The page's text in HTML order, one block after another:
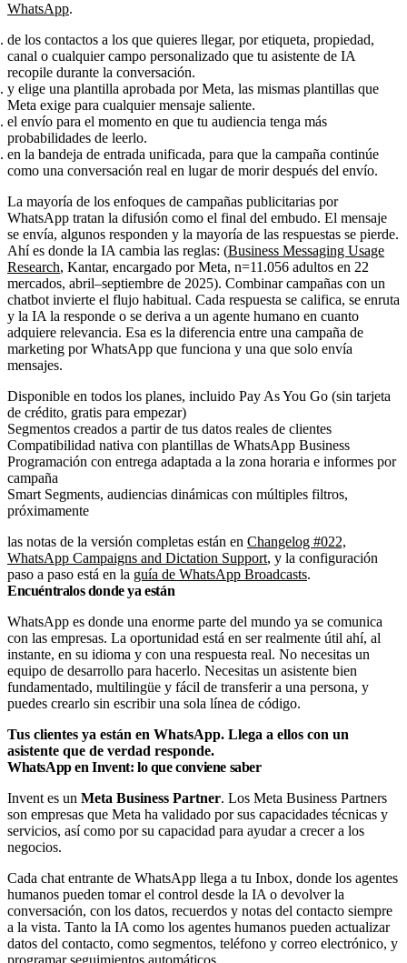
WhatsApp.
de los contactos a los que quieres llegar, por etiqueta, propiedad,
canal o cualquier campo personalizado que tu asistente de IA
recopile durante la conversación.
y elige una plantilla aprobada por Meta, las mismas plantillas que
Meta exige para cualquier mensaje saliente.
el envío para el momento en que tu audiencia tenga más
probabilidades de leerlo.
en la bandeja de entrada unificada, para que la campaña continúe
como una conversación real en lugar de morir después del envío.
La mayoría de los enfoques de campañas publicitarias por
WhatsApp tratan la difusión como el final del embudo. El mensaje
se envía, algunos responden y la mayoría de las respuestas se pierde.
Ahí es donde la IA cambia las reglas: (Business Messaging Usage
Research, Kantar, encargado por Meta, n=11.056 adultos en 22
mercados, abril–septiembre de 2025). Combinar campañas con un
chatbot invierte el flujo habitual. Cada respuesta se califica, se enruta
y la IA la responde o se deriva a un agente humano en cuanto
adquiere relevancia. Esa es la diferencia entre una campaña de
marketing por WhatsApp que funciona y una que solo envía
mensajes.
Disponible en todos los planes, incluido Pay As You Go (sin tarjeta
de crédito, gratis para empezar)
Segmentos creados a partir de tus datos reales de clientes
Compatibilidad nativa con plantillas de WhatsApp Business
Programación con entrega adaptada a la zona horaria e informes por
campaña
Smart Segments, audiencias dinámicas con múltiples filtros,
próximamente
las notas de la versión completas están en Changelog #022,
WhatsApp Campaigns and Dictation Support, y la configuración
paso a paso está en la guía de WhatsApp Broadcasts.
Encuéntralos donde ya están
WhatsApp es donde una enorme parte del mundo ya se comunica
con las empresas. La oportunidad está en ser realmente útil ahí, al
instante, en su idioma y con una respuesta real. No necesitas un
equipo de desarrollo para hacerlo. Necesitas un asistente bien
fundamentado, multilingüe y fácil de transferir a una persona, y
puedes crearlo sin escribir una sola línea de código.
Tus clientes ya están en WhatsApp. Llega a ellos con un
asistente que de verdad responde.
WhatsApp en Invent: lo que conviene saber
Invent es un Meta Business Partner. Los Meta Business Partners
son empresas que Meta ha validado por sus capacidades técnicas y
servicios, así como por su capacidad para ayudar a crecer a los
negocios.
Cada chat entrante de WhatsApp llega a tu Inbox, donde los agentes
humanos pueden tomar el control desde la IA o devolver la
conversación, con los datos, recuerdos y notas del contacto siempre
a la vista. Tanto la IA como los agentes humanos pueden actualizar
datos del contacto, como segmentos, teléfono y correo electrónico, y
programar seguimientos automáticos.